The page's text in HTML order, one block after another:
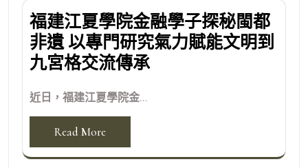
福建江夏學院金融學子探秘閩都
非遺 以專門研究氣力賦能文明到
九宮格交流傳承
近日，福建江夏學院金...
Read More